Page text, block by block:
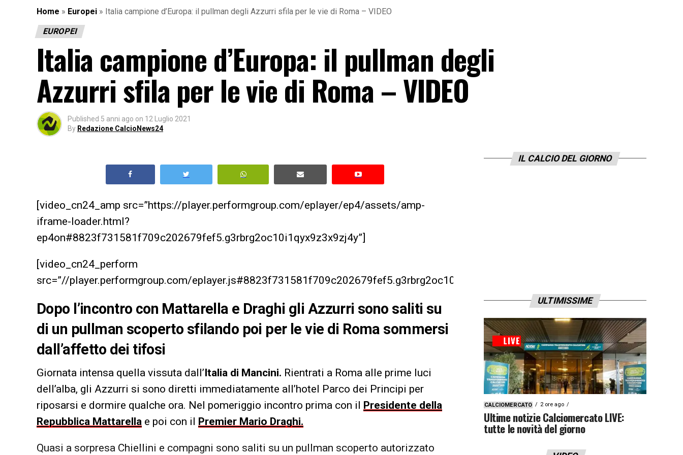
Home » Europei » Italia campione d’Europa: il pullman degli Azzurri sfila per le vie di Roma – VIDEO
EUROPEI
Italia campione d’Europa: il pullman degli
Azzurri sfila per le vie di Roma – VIDEO
Published 5 anni ago on 12 Luglio 2021
By Redazione CalcioNews24
[video_cn24_amp src=”https://player.performgroup.com/eplayer/ep4/assets/amp-
iframe-loader.html?
ep4on#8823f731581f709c202679fef5.g3rbrg2oc10i1qyx9z3x9zj4y”]
[video_cn24_perform
src=”//player.performgroup.com/eplayer.js#8823f731581f709c202679fef5.g3rbrg2oc10i1qyx9z3x9zj4y”]
Dopo l’incontro con Mattarella e Draghi gli Azzurri sono saliti su
di un pullman scoperto sfilando poi per le vie di Roma sommersi
dall’affetto dei tifosi
Giornata intensa quella vissuta dall’Italia di Mancini. Rientrati a Roma alle prime luci
dell’alba, gli Azzurri si sono diretti immediatamente all’hotel Parco dei Principi per
riposarsi e dormire qualche ora. Nel pomeriggio incontro prima con il Presidente della
Repubblica Mattarella e poi con il Premier Mario Draghi.
Quasi a sorpresa Chiellini e compagni sono saliti su un pullman scoperto autorizzato
IL CALCIO DEL GIORNO
ULTIMISSIME
CALCIOMERCATO 2 ore ago
Ultime notizie Calciomercato LIVE:
tutte le novità del giorno